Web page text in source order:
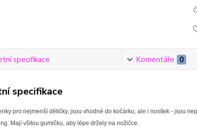
specifikace Komentáře 0
specifikace
pro nejmenší dětičky, jsou vhodné do kočárku, ale i nosítek - jsou
Mají všitou gumičku, aby lépe držely na nožičce.